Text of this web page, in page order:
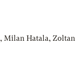
, Milan Hatala, Zoltan